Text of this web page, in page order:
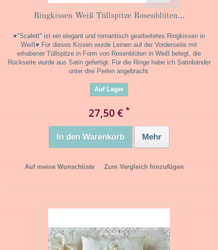
Ringkissen Weiß Tüllspitze Rosenblüten...
♥"Scalett" ist ein elegant und romantisch gearbeitetes Ringkissen in
Weiß♥ Für dieses Kissen wurde Leinen auf der Vorderseite mit
erhabener Tüllspitze in Form von Rosenblüten in Weiß belegt, die
Rückseite wurde aus Satin gefertigt. Für die Ringe habe ich Satinbänder
unter drei Perlen angebracht.
Auf Lager
27,50 € *
In den Warenkorb Mehr
Auf meine Wunschliste Zum Vergleich hinzufügen